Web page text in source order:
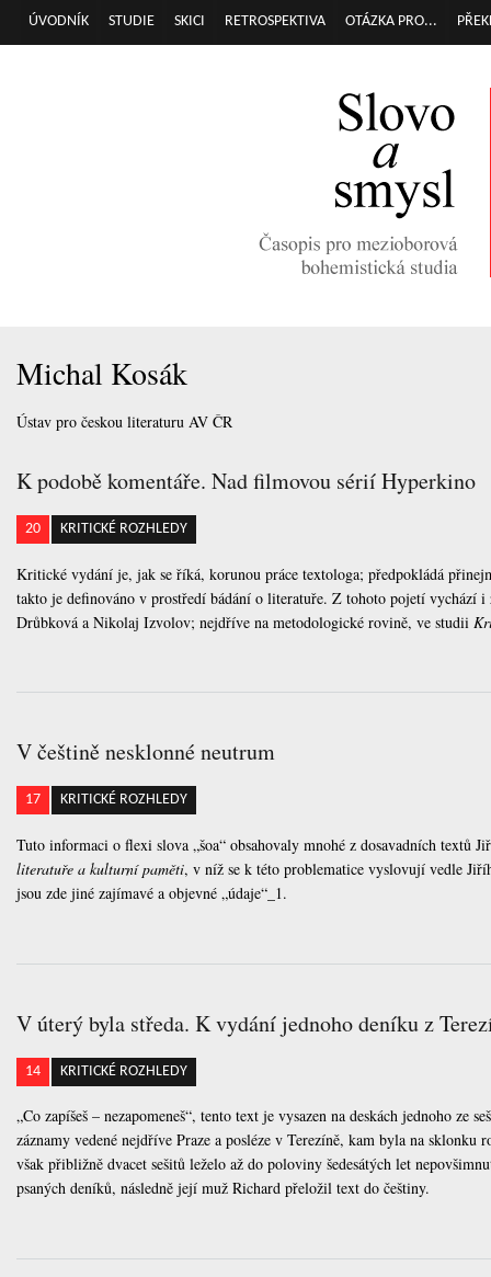
Hlavní menu
ÚVODNÍK STUDIE SKICI RETROSPEKTIVA OTÁZKA PRO...
Michal Kosák
Ústav pro českou literaturu AV ČR
K podobě komentáře. Nad filmovou sérií Hyperkino
20 KRITICKÉ ROZHLEDY
Kritické vydání je, jak se říká, korunou práce textologa; předpokládá
takto je definováno v prostředí bádání o literatuře. Z tohoto pojetí vychází
Drůbková a Nikolaj Izvolov; nejdříve na metodologické rovině, ve studii
V češtině nesklonné neutrum
17 KRITICKÉ ROZHLEDY
Tuto informaci o flexi slova „šoa“ obsahovaly mnohé z dosavadních textů
literatuře a kulturní paměti, v níž se k této problematice vyslovují vedle
jsou zde jiné zajímavé a objevné „údaje“_1.
V úterý byla středa. K vydání jednoho deníku z
14 KRITICKÉ ROZHLEDY
„Co zapíšeš – nezapomeneš“, tento text je vysazen na deskách jednoho
záznamy vedené nejdříve Praze a posléze v Terezíně, kam byla na
však přibližně dvacet sešitů leželo až do poloviny šedesátých let
psaných deníků, následně její muž Richard přeložil text do češtiny.